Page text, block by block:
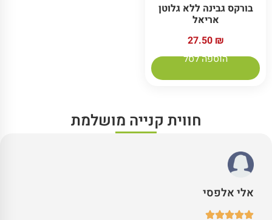
בורקס גבינה ללא גלוטן
אריאל
27.50 ₪
הוספה לסל
חווית קנייה מושלמת
אלי אלפסי